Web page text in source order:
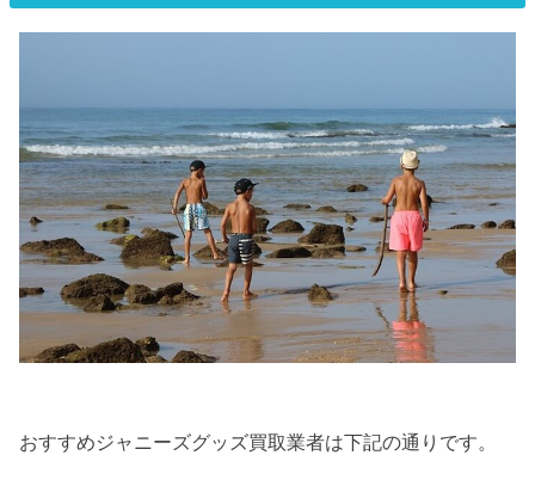
おすすめジャニーズグッズ買取業者は下記の通りです。